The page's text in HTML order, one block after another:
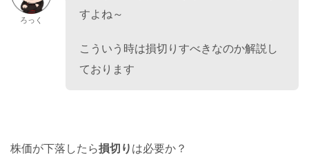
ろっく
すよね～
こういう時は損切りすべきなのか解説し
ております
株価が下落したら損切り は必要か？